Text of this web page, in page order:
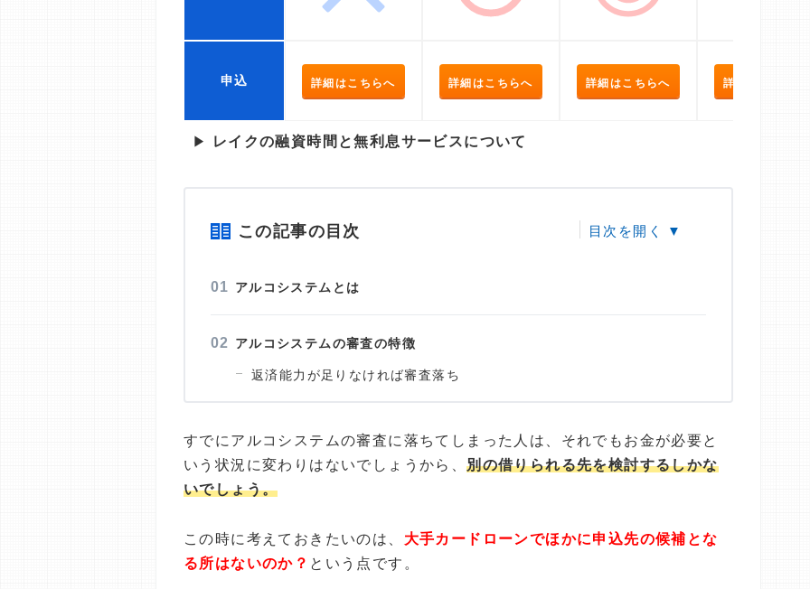
申込 詳細はこちらへ 詳細はこちらへ 詳細はこちらへ 詳細はこちらへ
▶ レイクの融資時間と無利息サービスについて
この記事の目次
アルコシステムとは
アルコシステムの審査の特徴
返済能力が足りなければ審査落ち
すでにアルコシステムの審査に落ちてしまった人は、それでもお金が必要と
いう状況に変わりはないでしょうから、別の借りられる先を検討するしかな
いでしょう。
この時に考えておきたいのは、 大手カードローンでほかに申込先の候補とな
る所はないのか？ という点です。